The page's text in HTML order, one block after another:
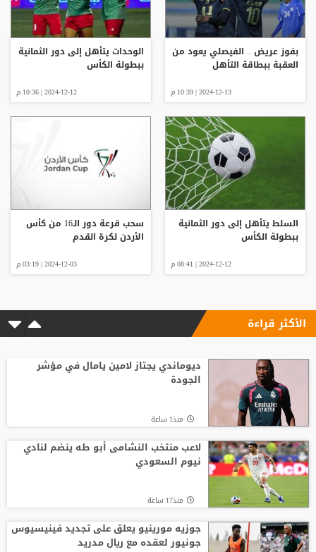
بفوز عريض .. الفيصلي يعود من
العقبة ببطاقة التأهل
2024-12-13 | 10:39 م
الوحدات يتأهل إلى دور الثمانية
ببطولة الكأس
2024-12-12 | 10:36 م
السلط يتأهل إلى دور الثمانية
ببطولة الكأس
2024-12-12 | 08:41 م
سحب قرعة دور الـ16 من كأس
الأردن لكرة القدم
2024-12-03 | 03:19 م
الأكثر قراءة
ديوماندي يجتاز لامين يامال في مؤشر
الجودة
منذ1 ساعة
لاعب منتخب النشامى أبو طه ينضم لنادي
نيوم السعودي
منذ17 ساعة
جوزيه مورينيو يعلق على تجديد فينيسيوس
جونيور لعقده مع ريال مدريد